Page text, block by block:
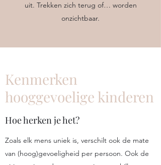
uit. Trekken zich terug of… worden
onzichtbaar.
Kenmerken
hooggevoelige kinderen
Hoe herken je het?
Zoals elk mens uniek is, verschilt ook de mate
van (hoog)gevoeligheid per persoon. Ook de